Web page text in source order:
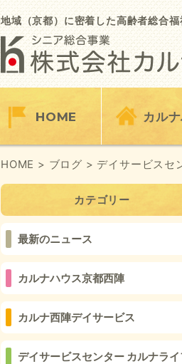
地域（京都）に密着した高齢者総合
HOME カル
HOME > ブログ > デイサービスセ
カテゴリー
最新のニュース
カルナハウス京都西陣
カルナ西陣デイサービス
デイサービスセンター カルナライ